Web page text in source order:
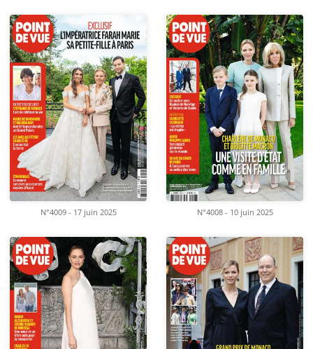
N°4009 - 17 juin 2025 N°4008 - 10 juin 2025